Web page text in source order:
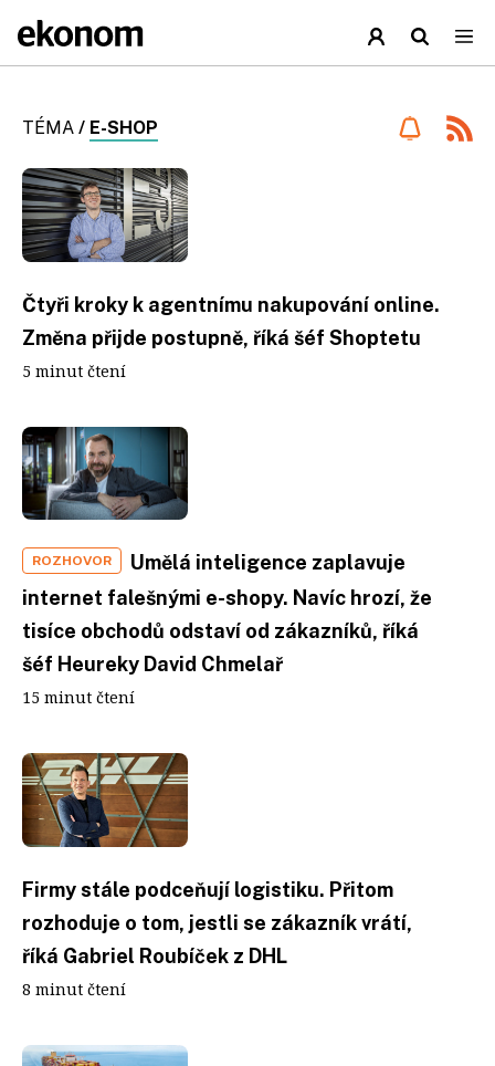
TÉMA / E-SHOP
Čtyři kroky k agentnímu nakupování online.
Změna přijde postupně, říká šéf Shoptetu
5 minut čtení
ROZHOVOR
Umělá inteligence zaplavuje
internet falešnými e-shopy. Navíc hrozí, že
tisíce obchodů odstaví od zákazníků, říká
šéf Heureky David Chmelař
15 minut čtení
Firmy stále podceňují logistiku. Přitom
rozhoduje o tom, jestli se zákazník vrátí,
říká Gabriel Roubíček z DHL
8 minut čtení